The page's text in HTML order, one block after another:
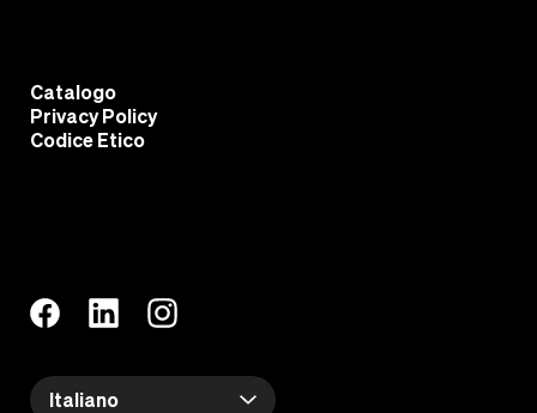
Catalogo
Privacy Policy
Codice Etico
Italiano